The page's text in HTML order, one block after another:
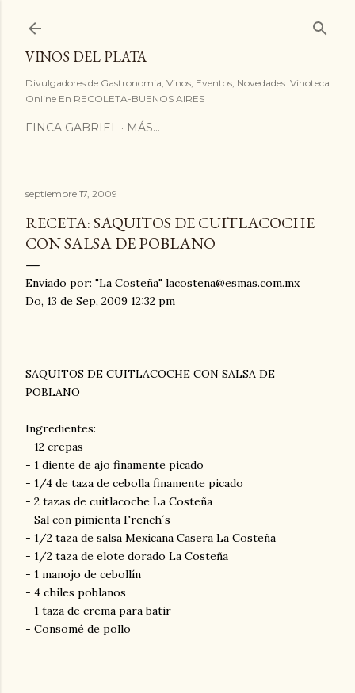
VINOS DEL PLATA
Divulgadores de Gastronomia, Vinos, Eventos, Novedades. Vinoteca
Online En RECOLETA-BUENOS AIRES
FINCA GABRIEL MÁS…
septiembre 17, 2009
RECETA: SAQUITOS DE CUITLACOCHE
CON SALSA DE POBLANO
Enviado por: "La Costeña" lacostena@esmas.com.mx
Do, 13 de Sep, 2009 12:32 pm
SAQUITOS DE CUITLACOCHE CON SALSA DE
POBLANO
Ingredientes:
- 12 crepas
- 1 diente de ajo finamente picado
- 1/4 de taza de cebolla finamente picado
- 2 tazas de cuitlacoche La Costeña
- Sal con pimienta French´s
- 1/2 taza de salsa Mexicana Casera La Costeña
- 1/2 taza de elote dorado La Costeña
- 1 manojo de cebollín
- 4 chiles poblanos
- 1 taza de crema para batir
- Consomé de pollo